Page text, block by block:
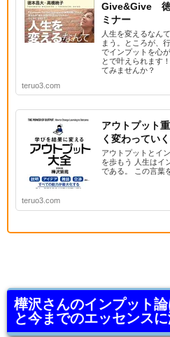
Give&Give 徳
ミナー
人生を変えるなん
まう。ところが、
でインプットを心
とで叶えられます
てみませんか？
teruo3.com
アウトプット
く変わってい
アウトプットとイ
を歩もう 人生はイ
である。 この言葉
teruo3.com
樺沢さんのインプット
と今までのエッセンス